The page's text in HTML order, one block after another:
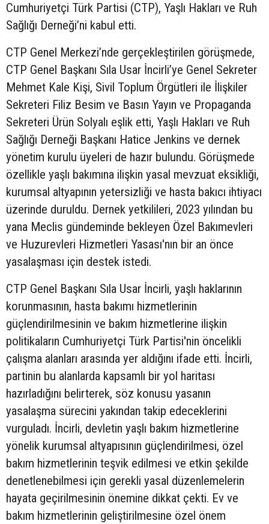
Cumhuriyetçi Türk Partisi (CTP), Yaşlı Hakları ve Ruh
Sağlığı Derneği’ni kabul etti.
CTP Genel Merkezi’nde gerçekleştirilen görüşmede,
CTP Genel Başkanı Sıla Usar İncirli’ye Genel Sekreter
Mehmet Kale Kişi, Sivil Toplum Örgütleri ile İlişkiler
Sekreteri Filiz Besim ve Basın Yayın ve Propaganda
Sekreteri Ürün Solyalı eşlik etti, Yaşlı Hakları ve Ruh
Sağlığı Derneği Başkanı Hatice Jenkins ve dernek
yönetim kurulu üyeleri de hazır bulundu. Görüşmede
özellikle yaşlı bakımına ilişkin yasal mevzuat eksikliği,
kurumsal altyapının yetersizliği ve hasta bakıcı ihtiyacı
üzerinde duruldu. Dernek yetkilileri, 2023 yılından bu
yana Meclis gündeminde bekleyen Özel Bakımevleri
ve Huzurevleri Hizmetleri Yasası'nın bir an önce
yasalaşması için destek istedi.
CTP Genel Başkanı Sıla Usar İncirli, yaşlı haklarının
korunmasının, hasta bakımı hizmetlerinin
güçlendirilmesinin ve bakım hizmetlerine ilişkin
politikaların Cumhuriyetçi Türk Partisi'nin öncelikli
çalışma alanları arasında yer aldığını ifade etti. İncirli,
partinin bu alanlarda kapsamlı bir yol haritası
hazırladığını belirterek, söz konusu yasanın
yasalaşma sürecini yakından takip edeceklerini
vurguladı. İncirli, devletin yaşlı bakım hizmetlerine
yönelik kurumsal altyapısının güçlendirilmesi, özel
bakım hizmetlerinin teşvik edilmesi ve etkin şekilde
denetlenebilmesi için gerekli yasal düzenlemelerin
hayata geçirilmesinin önemine dikkat çekti. Ev ve
bakım hizmetlerinin geliştirilmesine özel önem